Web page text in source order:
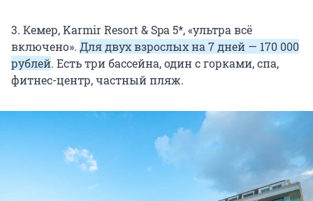
3. Кемер, Karmir Resort & Spa 5*, «ультра всё
включено». Для двух взрослых на 7 дней — 170 000
рублей. Есть три бассейна, один с горками, спа,
фитнес-центр, частный пляж.